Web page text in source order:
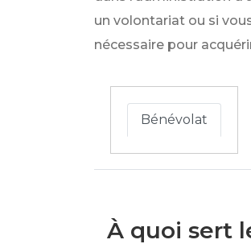
un volontariat ou si
nécessaire pour
Bénévolat
À quoi sert